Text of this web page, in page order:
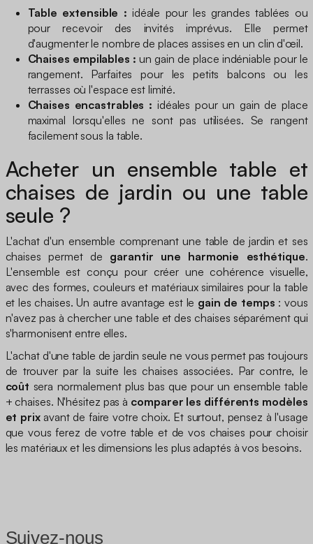
Table extensible : idéale pour les grandes tablées ou
pour recevoir des invités imprévus. Elle permet
d'augmenter le nombre de places assises en un clin d'œil.
Chaises empilables : un gain de place indéniable pour le
rangement. Parfaites pour les petits balcons ou les
terrasses où l'espace est limité.
Chaises encastrables : idéales pour un gain de place
maximal lorsqu'elles ne sont pas utilisées. Se rangent
facilement sous la table.
Acheter un ensemble table et
chaises de jardin ou une table
seule ?
L'achat d'un ensemble comprenant une table de jardin et ses
chaises permet de garantir une harmonie esthétique.
L'ensemble est conçu pour créer une cohérence visuelle,
avec des formes, couleurs et matériaux similaires pour la table
et les chaises. Un autre avantage est le gain de temps : vous
n'avez pas à chercher une table et des chaises séparément qui
s'harmonisent entre elles.
L'achat d'une table de jardin seule ne vous permet pas toujours
de trouver par la suite les chaises associées. Par contre, le
coût sera normalement plus bas que pour un ensemble table
+ chaises. N'hésitez pas à comparer les différents modèles
et prixavant de faire votre choix. Et surtout, pensez à l'usage
que vous ferez de votre table et de vos chaises pour choisir
les matériaux et les dimensions les plus adaptés à vos besoins.
Suivez-nous